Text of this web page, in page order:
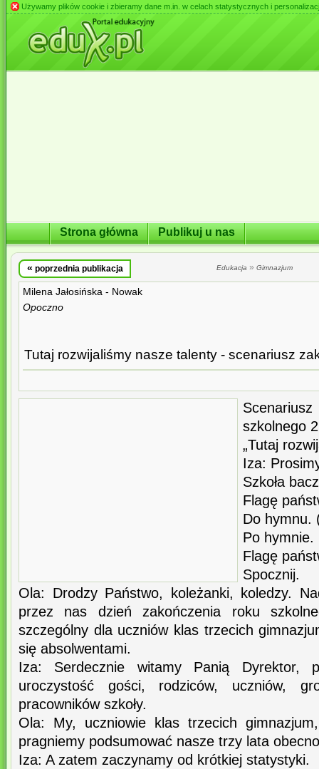
Używamy plików cookie i zbieramy dane m.in. w celach statystycznych i
Strona główna Publikuj u nas
« poprzednia publikacja Edukacja » Gimnazjum
Milena Jałosińska - Nowak
Opoczno
Tutaj rozwijaliśmy nasze talenty - scenariusz
szkolnego
„Tutaj
Iza:
Szkoła
Flagę
Do hymnu.
Po hymnie.
Flagę
Spocznij.
Ola: Drodzy Państwo, koleżanki, koledzy.
przez nas dzień zakończenia roku
szczególny dla uczniów klas trzecich
się absolwentami.
Iza: Serdecznie witamy Panią Dyrektor,
uroczystość gości, rodziców, uczniów,
pracowników szkoły.
Ola: My, uczniowie klas trzecich
pragniemy podsumować nasze trzy lata
Iza: A zatem zaczynamy od krótkiej statystyki.